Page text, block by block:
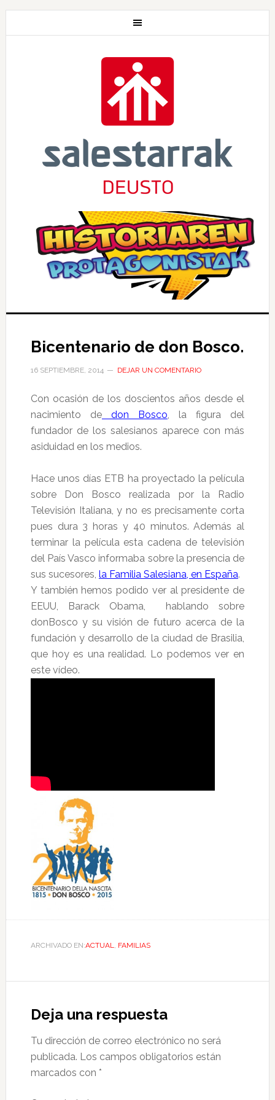
Bicentenario de don Bosco.
16 SEPTIEMBRE, 2014 DEJAR UN COMENTARIO
Con ocasión de los doscientos años desde el
nacimiento dedon Bosco , la figura del
fundador de los salesianos aparece con más
asiduidad en los medios.
Hace unos días ETB ha proyectado la película
sobre Don Bosco realizada por la Radio
Televisión Italiana, y no es precisamente corta
pues dura 3 horas y 40 minutos. Además al
terminar la película esta cadena de televisión
del País Vasco informaba sobre la presencia de
sus sucesores, la Familia Salesiana, en España.
Y también hemos podido ver al presidente de
EEUU, Barack Obama, hablando sobre
donBosco y su visión de futuro acerca de la
fundación y desarrollo de la ciudad de Brasilia,
que hoy es una realidad. Lo podemos ver en
este vídeo.
ARCHIVADO EN:ACTUAL, FAMILIAS
Deja una respuesta
Tu dirección de correo electrónico no será
publicada. Los campos obligatorios están
marcados con *